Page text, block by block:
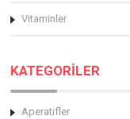
Vitaminler
KATEGORİLER
Aperatifler